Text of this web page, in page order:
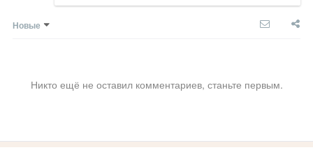
Новые
Никто ещё не оставил комментариев, станьте первым.